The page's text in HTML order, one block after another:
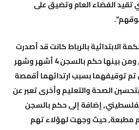
تقيد الفضاء العام وتضيق على
الابتدائية بالرباط كانت قد أصدرت
أحكاما بالسجن النافذ, ومن بينها حكم بالسجن 4 أشهر وشهر
تم توقيفهما بسبب ارتدائهما أقمصة
الصحة والتعليم وأخرى تعبر عن
إضافة إلى حكم بالسجن
مطبعة, حيث وجهت لهؤلاء تهم